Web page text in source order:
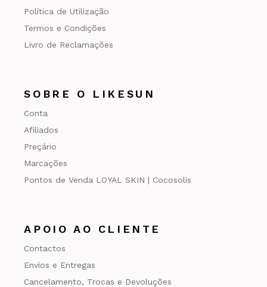
Política de Utilização
Termos e Condições
Livro de Reclamações
SOBRE O LIKESUN
Conta
Afiliados
Preçário
Marcações
Pontos de Venda LOYAL SKIN | Cocosolis
APOIO AO CLIENTE
Contactos
Envios e Entregas
Cancelamento, Trocas e Devoluções